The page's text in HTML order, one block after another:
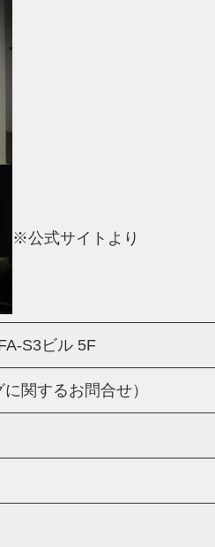
※公式サイトより
S3ビル 5F
関するお問合せ）